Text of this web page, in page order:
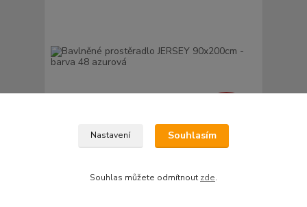
- 26 %
Nastavení Souhlasím
Souhlas můžete odmítnout zde.